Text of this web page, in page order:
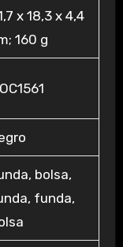
x 18,3 x 4,4
160 g
bolsa,
funda,